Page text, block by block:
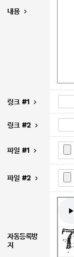
내용
링크 #1
링크 #2
파일 #1
파일 #2
자동등록방
지